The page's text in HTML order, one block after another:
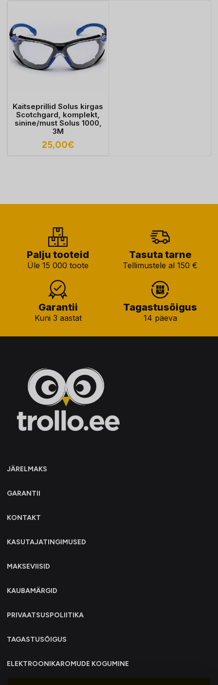
Kaitseprillid Solus kirgas
Scotchgard, komplekt,
sinine/must Solus 1000,
3M
25,00€
Palju tooteid
Üle 15 000 toote
Tasuta tarne
Tellimustele al 150 €
Garantii
Kuni 3 aastat
Tagastusõigus
14 päeva
JÄRELMAKS
GARANTII
KONTAKT
KASUTAJATINGIMUSED
MAKSEVIISID
KAUBAMÄRGID
PRIVAATSUSPOLIITIKA
TAGASTUSÕIGUS
ELEKTROONIKAROMUDE KOGUMINE